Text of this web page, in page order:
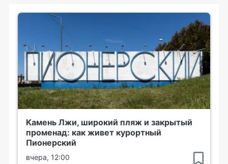
Камень Лжи, широкий пляж и закрытый
променад: как живет курортный
Пионерский
вчера, 12:00